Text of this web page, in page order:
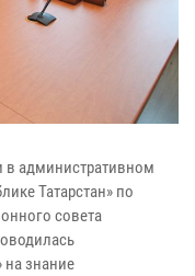
в административном
Татарстан» по
совета
на знание